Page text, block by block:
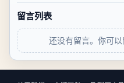
留言列表
还没有留言。你可以